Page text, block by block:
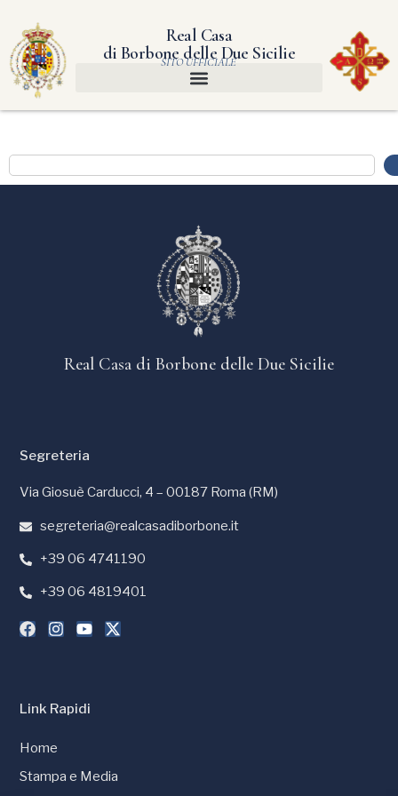
Real Casa
di Borbone delle Due Sicilie
SITO UFFICIALE
Real Casa di Borbone delle Due Sicilie
Link Rapidi
Home
Stampa e Media
Segreteria
Via Giosuè Carducci, 4 – 00187 Roma (RM)
segreteria@realcasadiborbone.it
+39 06 4741190
+39 06 4819401